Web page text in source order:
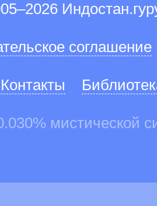
соглашение
Контакты
мистической